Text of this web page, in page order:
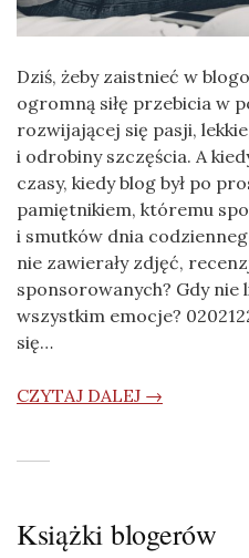
Dziś, żeby zaistnieć w
ogromną siłę przebicia w
rozwijającej się pasji,
i odrobiny szczęścia. A
czasy, kiedy blog był po
pamiętnikiem, któremu
i smutków dnia
nie zawierały zdjęć,
sponsorowanych? Gdy nie
wszystkim emocje?
się…
CZYTAJ DALEJ →
Książki blogerów